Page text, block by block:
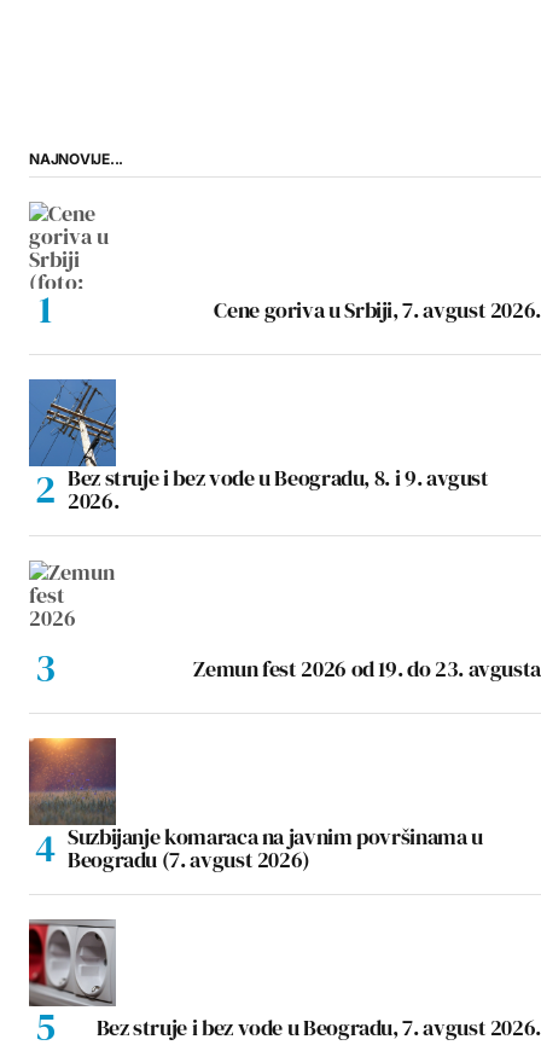
NAJNOVIJE...
Cene goriva u Srbiji, 7. avgust 2026.
Bez struje i bez vode u Beogradu, 8. i 9. avgust
2026.
Zemun fest 2026 od 19. do 23. avgusta
Suzbijanje komaraca na javnim površinama u
Beogradu (7. avgust 2026)
Bez struje i bez vode u Beogradu, 7. avgust 2026.